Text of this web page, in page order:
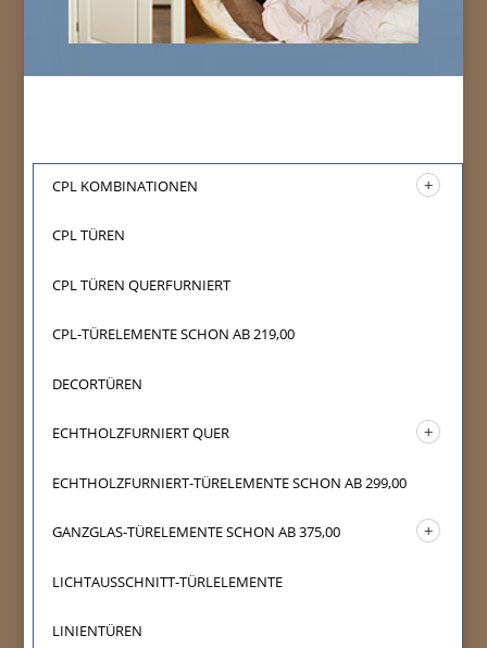
CPL KOMBINATIONEN
CPL TÜREN
CPL TÜREN QUERFURNIERT
CPL-TÜRELEMENTE SCHON AB 219,00
DECORTÜREN
ECHTHOLZFURNIERT QUER
ECHTHOLZFURNIERT-TÜRELEMENTE SCHON AB 299,00
GANZGLAS-TÜRELEMENTE SCHON AB 375,00
LICHTAUSSCHNITT-TÜRLELEMENTE
LINIENTÜREN